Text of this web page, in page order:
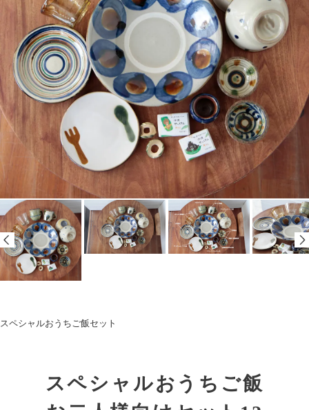
スペシャルおうちご飯セット
スペシャルおうちご飯